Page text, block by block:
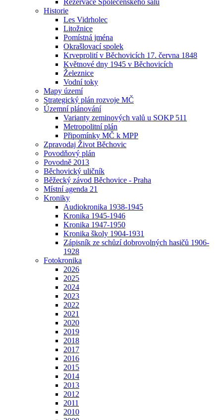
Rezervace Společenského sálu
Historie
Les Vidrholec
Litožnice
Pomístná jména
Okrašlovací spolek
Krveprolití v Běchovicích 17. června 1848
Květnové dny 1945 v Běchovicích
Železnice
Vodní toky
Mapy území
Strategický plán rozvoje MČ
Územní plánování
Varianty zeminových valů u SOKP 511
Metropolitní plán
Připomínky MČ k MPP
Zpravodaj Život Běchovic
Povodňový plán
Povodně 2013
Běchovický uličník
Běžecký závod Běchovice - Praha
Místní agenda 21
Kroniky
Audiokronika 1938-1945
Kronika 1945-1946
Kronika 1947-1950
Kronika školy 1904-1931
Zápisník ze schůzí dobrovolných hasičů 1906-
1928
Fotokronika
2026
2025
2024
2023
2022
2021
2020
2019
2018
2017
2016
2015
2014
2013
2012
2011
2010